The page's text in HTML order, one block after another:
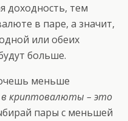
доходность, тем
в паре, а значит,
или обеих
больше.
меньше
в криптовалюты – это
пары с меньшей